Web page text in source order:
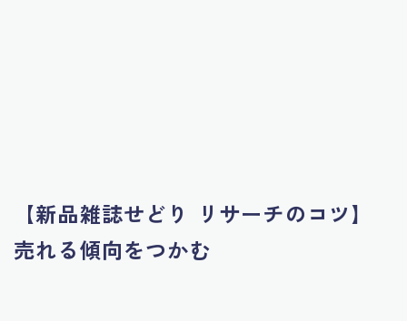
【新品雑誌せどり リサーチのコツ】
売れる傾向をつかむ